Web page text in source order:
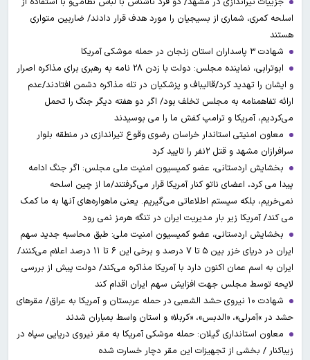
اسلحه کمری، شماری از بسیجیان را مورد هدف قرار دادند/ ضاربین متواری
هستند
شهادت ۳ ‌پاسداران استان زنجان در حمله موشکی آمریکا
ابوترابی، نماینده مجلس: دولت با زدن ۲۸ نامه به رهبری برای مذاکره اصرار
و ایشان را تهدید کرد/قالیباف و پزشکیان در تله مذاکره دشمن افتادند/عدم
ارائه تفاهمنامه به مجلس تخلف بود/ اگر دو هفته دیگر جنگ را تحمل
می‌کردیم، آمریکا و ترامپ کفش ما را می بوسیدند
معاون امنیتی استاندار خراسان رضوی وقوع تیراندازی در منطقه بلوار
سرافرازان مشهد و قتل ۲نفر را تایید کرد
بخشایش اردستانی، عضو کمیسیون امنیت ملی مجلس: اگر جنگ ادامه
پیدا می کرد، اعضای ناتو کنار آمریکا قرار می‌گرفتند/ما از چین اسلحه
نمی‌خریم، بلکه سیستم اطلاعاتی می‌گیریم. یعنی ماهواره‌های آنها به ما کمک
می کند/ آمریکا زیر بار مدیریت ایران در تنگه هرمز نمی رود
بخشایش اردستانی، عضو کمیسیون امنیت ملی: طبق محاسبه جدید سهم
ایران در دریای خزر بین ۵ تا ۷ درصد و برخی این ۶ تا ۱۱ درصد اعلام می‌کنند/
ایران به اسم عمان اکنون دارد با آمریکا مذاکره می‌کند/ دولت پیش از بررسی
لایحه توسط مجلس جهت افزایش سهم ایران اقدام کند
شهادت ۱۰ نیروی حشد الشعبی در حمله عربستان و آمریکا به عراق/ مقرهای
حشد در »آمرلی»، «الدبس»، «کربلا« و استان واسط بمباران شدند
معاون استانداری گیلان: حمله موشکی آمریکا به مقر نیروی دریایی سپاه در
زیباکنار / بخشی از تجهیزات این مقر دچار خسارت شده